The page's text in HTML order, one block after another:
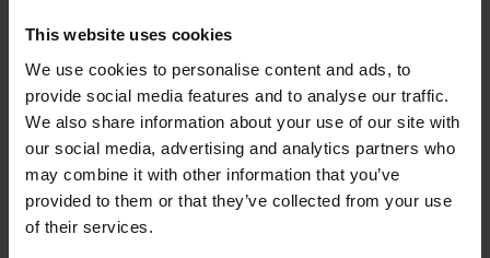
This website uses cookies
We use cookies to personalise content and ads, to
provide social media features and to analyse our traffic.
We also share information about your use of our site with
our social media, advertising and analytics partners who
may combine it with other information that you’ve
provided to them or that they’ve collected from your use
of their services.
NORLYS
Karlstad utelampa
798 kr
Rek. 1 279 kr
LAMPAN
Ystad utelampa
319 kr
Rek. 399 kr
Andra köpte även